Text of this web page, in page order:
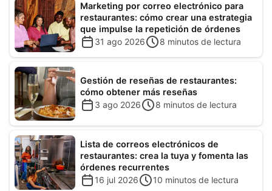
Marketing por correo electrónico para
restaurantes: cómo crear una estrategia
que impulse la repetición de órdenes
31 ago 2026
8 minutos de lectura
Gestión de reseñas de restaurantes:
cómo obtener más reseñas
3 ago 2026
8 minutos de lectura
Lista de correos electrónicos de
restaurantes: crea la tuya y fomenta las
órdenes recurrentes
16 jul 2026
10 minutos de lectura